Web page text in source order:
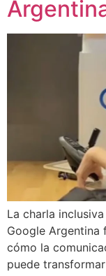
La charla
Google Argentina
cómo la
puede